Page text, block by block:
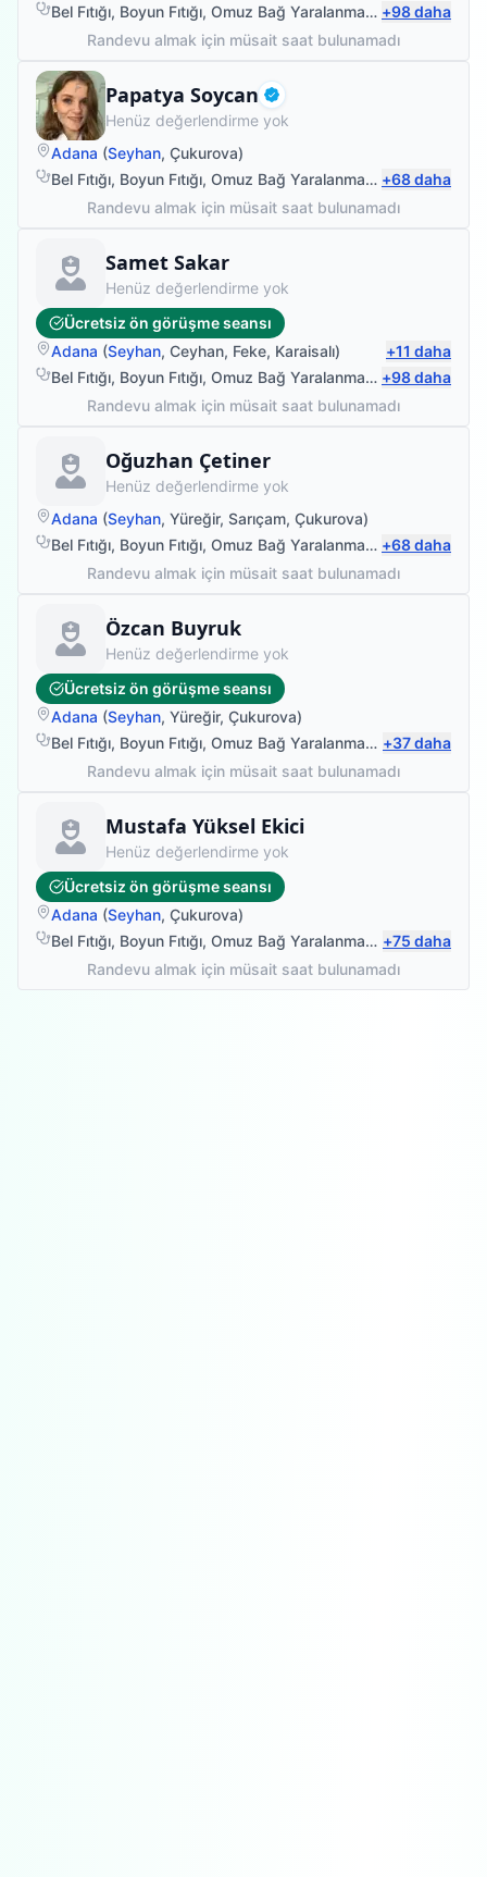
motivasyonu ve enerjisi çok yüksek dünyalar tatlısı özel
bir insan🤗
Bel Fıtığı, Boyun Fıtığı, Omuz Bağ Yaralanması ,Protez
+98daha
Randevu almak için müsait saat bulunamadı
Papatya Soycan Doğrulanmış
Fizyoterapist
Henüz değerlendirme yok
Adana (Seyhan, Çukurova)
Bel Fıtığı, Boyun Fıtığı, Omuz Bağ Yaralanması ,Protez
+68daha
Randevu almak için müsait saat bulunamadı
Samet Sakar
Fizyoterapist
Henüz değerlendirme yok
Ücretsiz ön görüşme seansı
Adana (Seyhan, Ceyhan, Feke, Karaisalı) +11 daha
Bel Fıtığı, Boyun Fıtığı, Omuz Bağ Yaralanması ,Protez
+98daha
Randevu almak için müsait saat bulunamadı
Oğuzhan Çetiner
Fizyoterapist
Henüz değerlendirme yok
Adana (Seyhan, Yüreğir, Sarıçam, Çukurova)
Bel Fıtığı, Boyun Fıtığı, Omuz Bağ Yaralanması ,Protez
+68daha
Randevu almak için müsait saat bulunamadı
Özcan Buyruk
Fizyoterapist
Henüz değerlendirme yok
Ücretsiz ön görüşme seansı
Adana (Seyhan, Yüreğir, Çukurova)
Bel Fıtığı, Boyun Fıtığı, Omuz Bağ Yaralanması ,Manuel Terapi
+37daha
Randevu almak için müsait saat bulunamadı
Mustafa Yüksel Ekici
Fizyoterapist
Henüz değerlendirme yok
Ücretsiz ön görüşme seansı
Adana (Seyhan, Çukurova)
Bel Fıtığı, Boyun Fıtığı, Omuz Bağ Yaralanması ,Protez
+75 daha
Randevu almak için müsait saat bulunamadı